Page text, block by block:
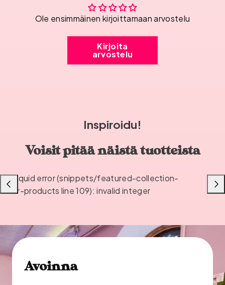
Ole ensimmäinen kirjoittamaan arvostelu
Kirjoita
arvostelu
Inspiroidu!
Voisit pitää näistä tuotteista
Liquid error (snippets/featured-collection-
or-products line 109): invalid integer
Liu'uta
vasemmalle
Avoinna